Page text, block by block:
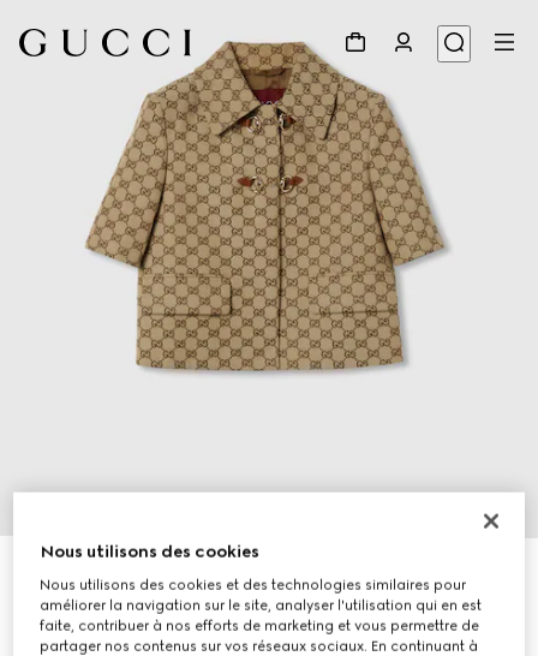
€ 2.300
Nous utilisons des cookies
Nous utilisons des cookies et des technologies similaires pour
améliorer la navigation sur le site, analyser l'utilisation qui en est
faite, contribuer à nos efforts de marketing et vous permettre de
partager nos contenus sur vos réseaux sociaux. En continuant à